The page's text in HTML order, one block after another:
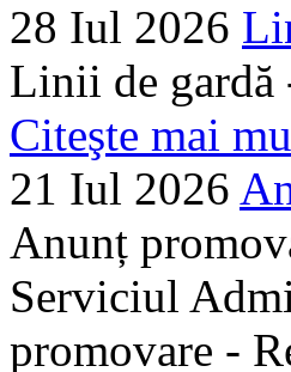
28 Iul 2026
Linii de gardă
Citeşte mai
21 Iul 2026
Anunț
Serviciul
promovare -